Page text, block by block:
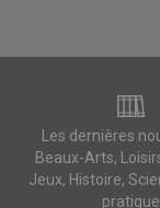
Les dernières
Beaux-Arts,
Jeux, Histoire,
pratique